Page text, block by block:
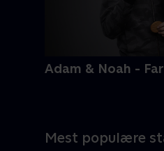
Mere
Adam & Noah -
Mest populære